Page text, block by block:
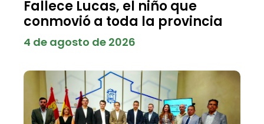
Fallece Lucas, el niño que
conmovió a toda la provincia
4 de agosto de 2026